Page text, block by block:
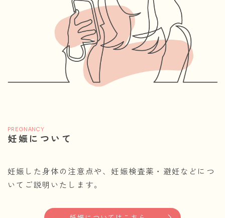
PREGNANCY
妊娠について
妊娠した身体の注意点や、妊娠検査薬・避妊などにつ
いてご説明いたします。